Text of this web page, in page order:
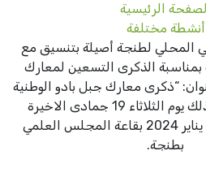
الرئيسية
أنشطة مختلفة
المحلي لطنجة أصيلة بتنسيق مع
بمناسبة الذكرى التسعين لمعارك
“ذكرى معارك جبل بادو الوطنية
الدلالات والعبر” وذلك يوم الثلاثاء 19 جمادى الاخيرة
1445ه الموافق 02 يناير 2024 بقاعة المجلس العلمي
بطنجة.